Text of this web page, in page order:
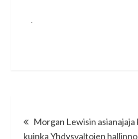
.
Morgan Lewisin
kuinka Yhdysvaltojen